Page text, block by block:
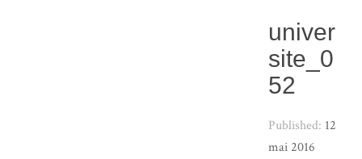
univer
site_0
52
Published: 12
mai 2016